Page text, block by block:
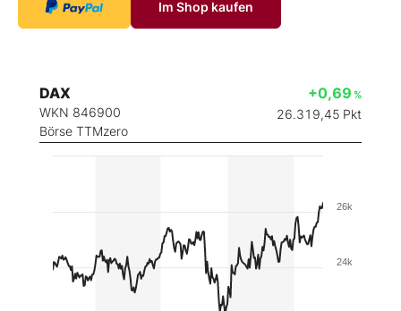
Im Shop kaufen
DAX
WKN 846900
Börse TTMzero
+0,69 %
26.319,45 Pkt
24k
26k